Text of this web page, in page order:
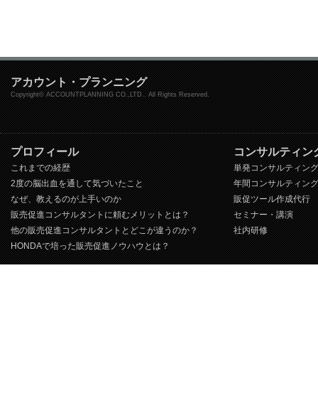
アカウント・プランニング
Copyright© ACCOUNTPLANNING CO.,LTD.. All Rights Reserved.
プロフィール
これまでの経歴
2度の脳出血を通して気づいたこと
なぜ、教えるのが上手いのか
販売促進コンサルタントに頼むメリットとは？
他の販売促進コンサルタントとどこが違うのか？
HONDAで培った販売促進ノウハウとは？
コンサルティン
単発コンサルティング
年間コンサルティング
販促ツール作成代行
セミナー・講演
社内研修